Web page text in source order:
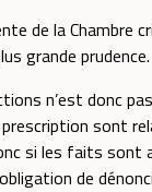
de la Chambre
grande prudence.
n’est donc
sont
si les faits sont
de